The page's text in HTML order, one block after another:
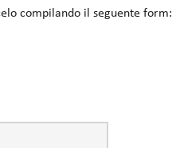
compilando il seguente form: